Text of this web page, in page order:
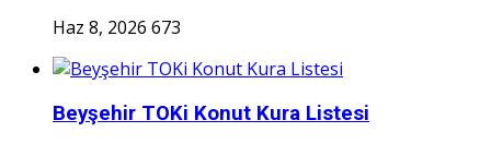
Haz 8, 2026 673
Beyşehir TOKi Konut Kura Listesi